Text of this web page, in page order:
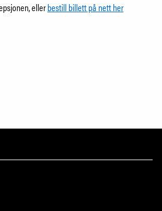
ellerbestill billett på nett her